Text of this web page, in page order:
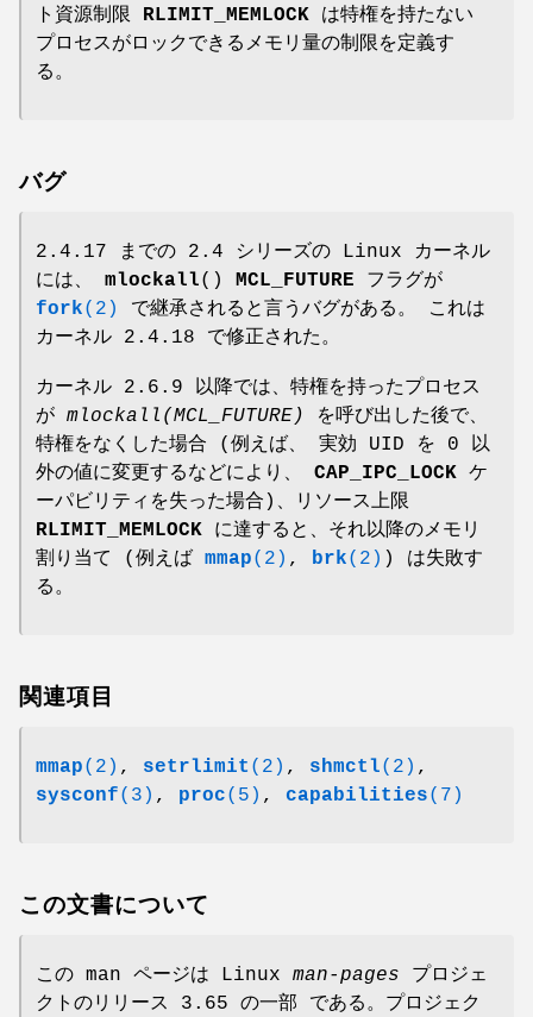
ト資源制限 RLIMIT_MEMLOCK は特権を持たない
プロセスがロックできるメモリ量の制限を定義す
る。
バグ
2.4.17 までの 2.4 シリーズの Linux カーネル
には、 mlockall() MCL_FUTURE フラグが
fork(2)
で継承されると言うバグがある。 これは
カーネル 2.4.18 で修正された。
カーネル 2.6.9 以降では、特権を持ったプロセス
が mlockall(MCL_FUTURE)
を呼び出した後で、
特権をなくした場合 (例えば、 実効 UID を 0 以
外の値に変更するなどにより、 CAP_IPC_LOCK ケ
ーパビリティを失った場合)、リソース上限
RLIMIT_MEMLOCK に達すると、それ以降のメモリ
割り当て (例えば mmap(2) , brk(2) ) は失敗す
る。
関連項目
mmap(2) , setrlimit (2) , shmctl(2) ,
sysconf(3) , proc(5) , capabilities(7)
この文書について
この man ページは Linux man-pages プロジェ
クトのリリース 3.65 の一部 である。プロジェク